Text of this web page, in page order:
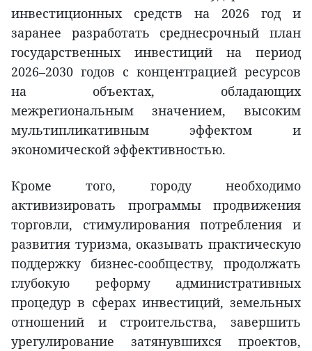
инвестиционных средств на 2026 год и
заранее разработать среднесрочный план
государственных инвестиций на период
2026–2030 годов с концентрацией ресурсов
на объектах, обладающих
межрегиональным значением, высоким
мультипликативным эффектом и
экономической эффективностью.
Кроме того, городу необходимо
активизировать программы продвижения
торговли, стимулирования потребления и
развития туризма, оказывать практическую
поддержку бизнес-сообществу, продолжать
глубокую реформу административных
процедур в сферах инвестиций, земельных
отношений и строительства, завершить
урегулирование затянувшихся проектов,